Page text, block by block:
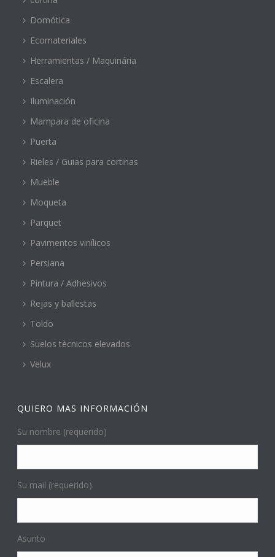
Domótica
Ecomateriales
Herramientas / Maquinária
Escalera
Iluminación
Mampara de oficina
Puerta
Rieles / Guias para cortinas
Mueble
Moqueta
Parquet
Pavimentos vinílicos
Persiana
Pintura / Adhesivos
Rejas y ballestas
Toldo
Suelos tècnicos elevados
Velux
QUIERO MAS INFORMACIÓN
Su nombre (requerido)
Su mail (requerido)
Asunto